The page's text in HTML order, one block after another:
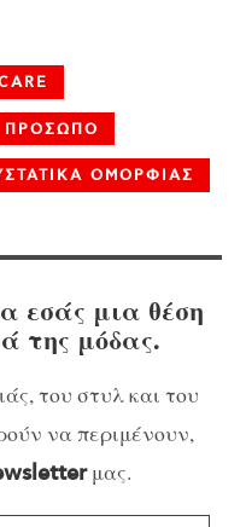
ΟΜΟΡΦΙΑΣ
εσάς μια θέση
της μόδας.
του στυλ και του
να περιμένουν,
μας.